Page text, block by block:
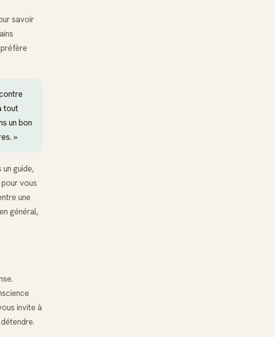
savoir
tout
un bon
»
guide,
vous
une
général,
invite à